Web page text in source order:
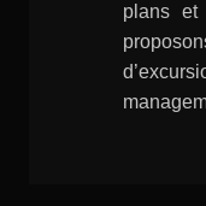
plans et